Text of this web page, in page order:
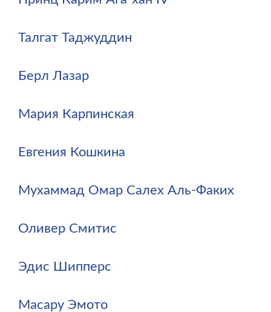
Талгат Таджуддин
Берл Лазар
Мария Карпинская
Евгения Кошкина
Мухаммад Омар Салех Аль-Факих
Оливер Смитис
Эдис Шипперс
Масару Эмото